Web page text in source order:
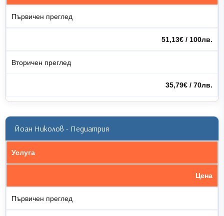
Първичен преглед
51,13€ / 100лв.
Вторичен преглед
35,79€ / 70лв.
Йоан Николов - Педиатрия
Услуга
Цена
Първичен преглед